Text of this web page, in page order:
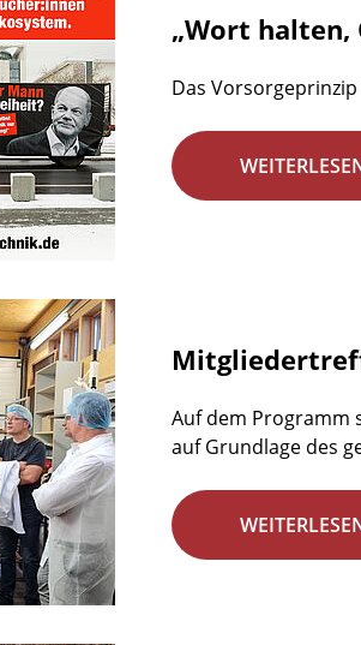
„Wort halten,
Das
Auf dem Programm
auf Grundlage des